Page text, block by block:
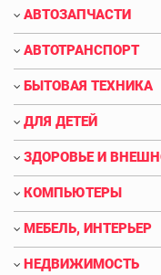
АВТОЗАПЧАСТИ
АВТОТРАНСПОРТ
БЫТОВАЯ ТЕХНИКА
ДЛЯ ДЕТЕЙ
ЗДОРОВЬЕ И
КОМПЬЮТЕРЫ
МЕБЕЛЬ, ИНТЕРЬЕР
НЕДВИЖИМОСТЬ